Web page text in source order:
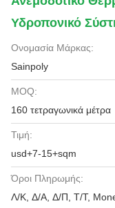
Υδροπονικό
Ονομασία Μάρκας:
Sainpoly
MOQ:
160 τετραγωνικά μέτρα
Τιμή:
usd+7-15+sqm
Όροι Πληρωμής:
Λ/Κ, Δ/Α, Δ/Π, Τ/Τ,